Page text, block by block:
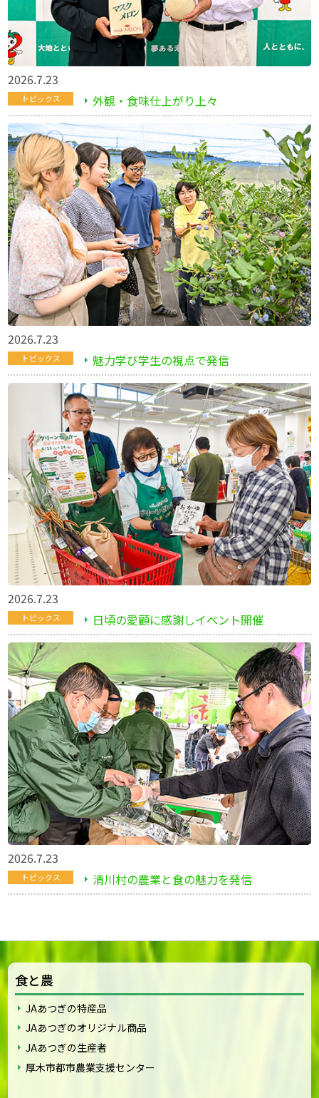
2026.7.23
トピックス 外観・食味仕上がり上々
2026.7.23
トピックス 魅力学び学生の視点で発信
2026.7.23
トピックス 日頃の愛顧に感謝しイベント開催
2026.7.23
トピックス 清川村の農業と食の魅力を発信
食と農
JAあつぎの特産品
JAあつぎのオリジナル商品
JAあつぎの生産者
厚木市都市農業支援センター